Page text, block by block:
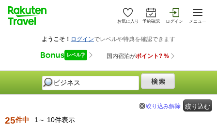
お気に入り 予約確認 ログイン メニュー
絞り込む
絞り込み解除
25件中 1～ 10件表示